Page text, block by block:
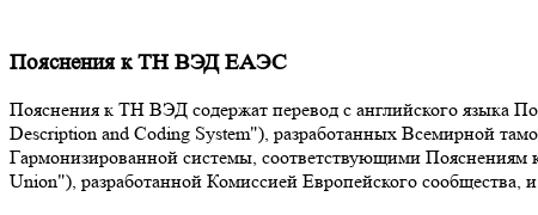
Пояснения к ТН ВЭД ЕАЭС
Пояснения к ТН ВЭД содержат перевод с английского языка
Description and Coding System"), разработанных Всемирной
Гармонизированной системы, соответствующими Пояснениям
Union"), разработанной Комиссией Европейского